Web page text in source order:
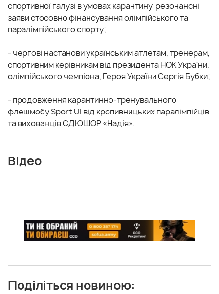
спортивної галузі в умовах карантину, резонансні
заяви стосовно фінансування олімпійського та
паралімпійського спорту;
- чергові настанови українським атлетам, тренерам,
спортивним керівникам від президента НОК України,
олімпійського чемпіона, Героя України Сергія Бубки;
- продовження карантинно-тренувального
флешмобу Sport UI від кропивницьких паралімпійців
та вихованців СДЮШОР «Надія».
Відео
Поділіться новиною: